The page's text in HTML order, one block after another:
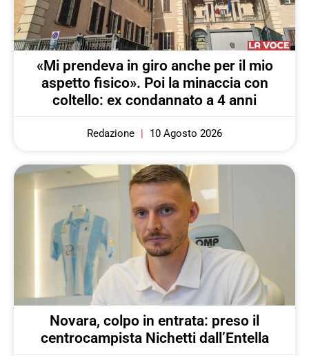
«Mi prendeva in giro anche per il mio
aspetto fisico». Poi la minaccia con
coltello: ex condannato a 4 anni
Redazione 10 Agosto 2026
Novara, colpo in entrata: preso il
centrocampista Nichetti dall’Entella